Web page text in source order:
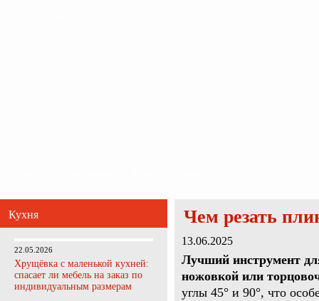
Кухня
22.05.2026
Хрущёвка с маленькой кухней:
спасает ли мебель на заказ по
индивидуальным размерам
Чем резать
13.06.2025
Лучший инструмент
ножовкой или
углы 45° и 90°, что